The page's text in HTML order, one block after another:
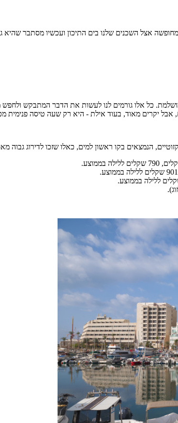
אצל השכנים שלנו בים התיכון ועכשיו מסתבר
כל אלו גורמים לנו לעשות את הדבר המתבקש ולחפש
אבל יקרים מאוד, בעוד אילת - היא רק שעה טיסה פנימית